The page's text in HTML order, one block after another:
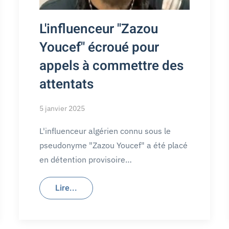
L'influenceur "Zazou
Youcef" écroué pour
appels à commettre des
attentats
5 janvier 2025
L'influenceur algérien connu sous le
pseudonyme "Zazou Youcef" a été placé
en détention provisoire…
Lire...